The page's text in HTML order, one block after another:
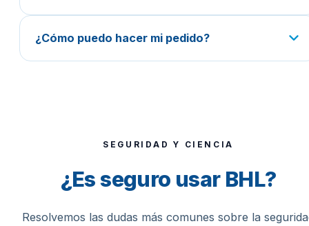
¿Cómo puedo hacer mi pedido?
SEGURIDAD Y CIENCIA
¿Es seguro usar BHL?
Resolvemos las dudas más comunes sobre la